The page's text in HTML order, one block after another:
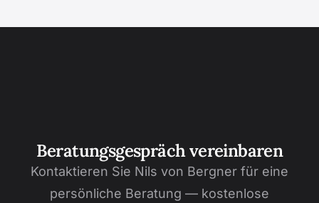
Beratungsgespräch vereinbaren
Kontaktieren Sie Nils von Bergner für eine
persönliche Beratung — kostenlose